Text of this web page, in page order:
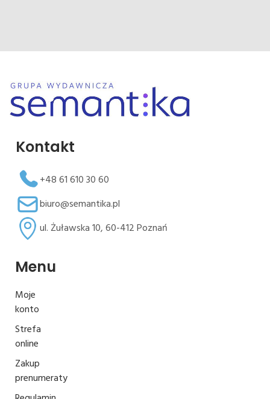
Kontakt
+48 61 610 30 60
biuro@semantika.pl
ul. Żuławska 10, 60-412 Poznań
Menu
Moje
konto
Strefa
online
Zakup
prenumeraty